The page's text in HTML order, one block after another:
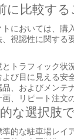
に比較す
においては、購
視認性に関する
トラフィック状
び目に見える安
、およびメンテ
、リピート注文
な選択肢
的な駐車場レイ